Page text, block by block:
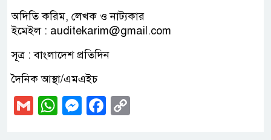
অদিতি করিম, লেখক ও নাট্যকার
ইমেইল : auditekarim@gmail.com
সূত্র : বাংলাদেশ প্রতিদিন
দৈনিক আস্থা/এমএইচ
GmailWhatsApp
Messenger
Facebook